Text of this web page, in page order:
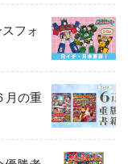
フォ
月の重